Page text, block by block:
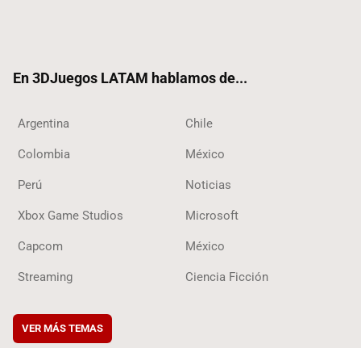
En 3DJuegos LATAM hablamos de...
Argentina Chile
Colombia México
Perú Noticias
Xbox Game Studios Microsoft
Capcom México
Streaming Ciencia Ficción
VER MÁS TEMAS